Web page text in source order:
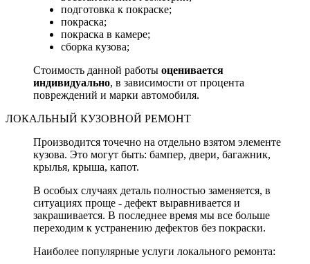
подготовка к покраске;
покраска;
покраска в камере;
сборка кузова;
Стоимость данной работы оценивается
индивидуально, в зависимости от процента
повреждений и марки автомобиля.
ЛОКАЛЬНЫЙ КУЗОВНОЙ РЕМОНТ
Производится точечно на отдельно взятом элементе
кузова. Это могут быть: бампер, двери, багажник,
крылья, крыша, капот.
В особых случаях деталь полностью заменяется, в
ситуациях проще - дефект выравнивается и
закрашивается. В последнее время мы все больше
переходим к устранению дефектов без покраски.
Наиболее популярные услуги локального ремонта: